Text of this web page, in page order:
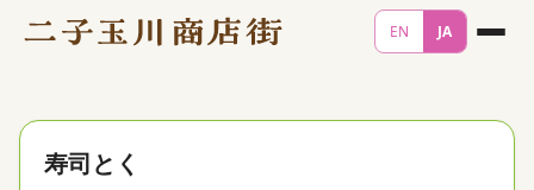
EN JA
寿司とく